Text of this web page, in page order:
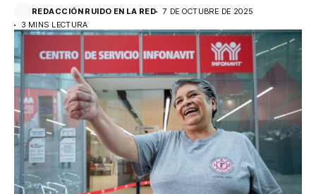
REDACCIÓN RUIDO EN LA RED
7 DE OCTUBRE DE 2025
3 MINS LECTURA